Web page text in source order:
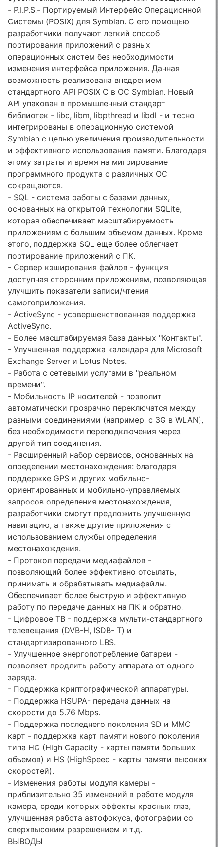
- P.I.P.S.- Портируемый Интерфейс Операционной
Системы (POSIX) для Symbian. С его помощью
разработчики получают легкий способ
портирования приложений с разных
операционных систем без необходимости
изменения интерфейса приложения. Данная
возможность реализована внедрением
стандартного API POSIX C в ОС Symbian. Новый
API упакован в промышленный стандарт
библиотек - libc, libm, libpthread и libdl - и тесно
интегрированы в операционную системой
Symbian с целью увеличения производительности
и эффективного использования памяти. Благодаря
этому затраты и время на мигрирование
программного продукта с различных ОС
сокращаются.
- SQL - система работы с базами данных,
основанных на открытой технологии SQLite,
которая обеспечивает масштабируемость
приложениям с большим объемом данных. Кроме
этого, поддержка SQL еще более облегчает
портирование приложений с ПК.
- Сервер кэширования файлов - функция
доступная сторонним приложениям, позволяющая
улучшить показатели записи/чтения
самогоприложения.
- ActiveSync - усовершенствованная поддержка
ActiveSync.
- Более масштабируемая база данных "Контакты".
- Улучшенная поддержка календаря для Microsoft
Exchange Server и Lotus Notes.
- Работа с сетевыми услугами в "реальном
времени".
- Мобильность IP носителей - позволит
автоматически прозрачно переключатся между
разными соединениями (например, с 3G в WLAN),
без необходимости переподключения через
другой тип соединения.
- Расширенный набор сервисов, основанных на
определении местонахождения: благодаря
поддержке GPS и других мобильно-
ориентированных и мобильно-управляемых
запросов определения местонахождения,
разработчики смогут предложить улучшенную
навигацию, а также другие приложения с
использованием службы определения
местонахождения.
- Протокол передачи медиафайлов -
позволяющий более эффективно отсылать,
принимать и обрабатывать медиафайлы.
Обеспечивает более быструю и эффективную
работу по передаче данных на ПК и обратно.
- Цифровое ТВ - поддержка мульти-стандартного
телевещания (DVB-H, ISDB- T) и
стандартизированного LBS.
- Улучшенное энергопотребление батареи -
позволяет продлить работу аппарата от одного
заряда.
- Поддержка криптографической аппаратуры.
- Поддержка HSUPA- передача данных на
скорости до 5.76 Mbps.
- Поддержка последнего поколения SD и MMC
карт - поддержка карт памяти нового поколения
типа HC (High Capacity - карты памяти больших
объемов) и HS (HighSpeed - карты памяти высоких
скоростей).
- Изменения работы модуля камеры -
приблизительно 35 изменений в работе модуля
камера, среди которых эффекты красных глаз,
улучшенная работа автофокуса, фотографии со
сверхвысоким разрешением и т.д.
ВЫВОДЫ